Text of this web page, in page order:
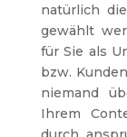
natürlich
gewählt
für Sie als
bzw.
niemand
Ihrem